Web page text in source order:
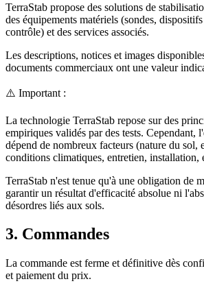
TerraStab propose des solutions de
des équipements matériels (sondes,
contrôle) et des services associés.
Les descriptions, notices et images
documents commerciaux ont une valeur
⚠️ Important :
La technologie TerraStab repose sur des
empiriques validés par des tests. Cependant,
dépend de nombreux facteurs (nature du sol,
conditions climatiques, entretien, installation,
TerraStab n'est tenue qu'à une obligation de
garantir un résultat d'efficacité absolue ni
désordres liés aux sols.
3. Commandes
La commande est ferme et définitive dès
et paiement du prix.